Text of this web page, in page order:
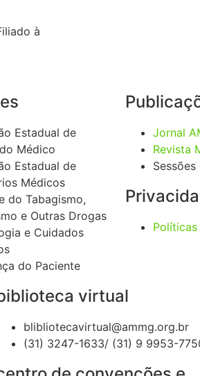
à
Estadual de
Médico
Estadual de
Médicos
do Tabagismo,
e Outras Drogas
e Cuidados
do Paciente
Jornal
Revista
virtual
blibliotecavirtual@ammg.org.br
(31) 3247-1633/ (31) 9 9953-